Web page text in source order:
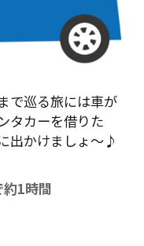
で巡る旅には車が
タカーを借りた
出かけましょ〜♪
1時間